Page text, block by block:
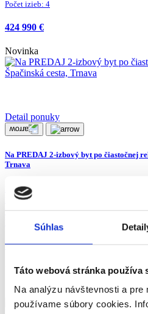
Súhlas
Táto webová stránka používa
Na analýzu návštevnosti a pre
používame súbory cookies.
Počet izieb: 4
424 990 €
Novinka
Detail ponuky
Na PREDAJ 2-izbový byt po čiastočnej
Trnava
Druh:predaj
Lokalita:
Úžitková plocha:54m
Počet izieb: 2
179 900 €
Výhodné